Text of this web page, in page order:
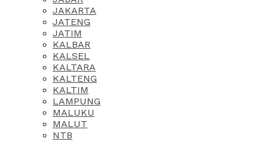
JAKARTA
JATENG
JATIM
KALBAR
KALSEL
KALTARA
KALTENG
KALTIM
LAMPUNG
MALUKU
MALUT
NTB